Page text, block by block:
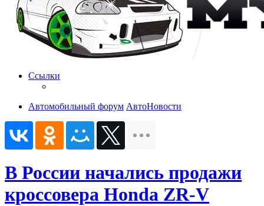
Ссылки
Автомобильный форум АвтоНовости
В России начались продажи
кроссовера Honda ZR-V